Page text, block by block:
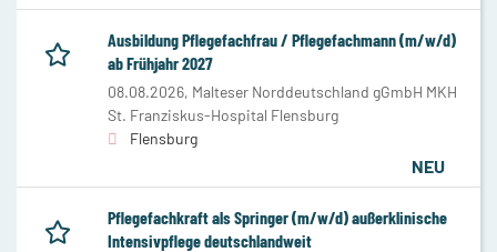
Ausbildung Pflegefachfrau / Pflegefachmann (m/w/d)
ab Frühjahr 2027
08.08.2026, Malteser Norddeutschland gGmbH MKH
St. Franziskus-Hospital Flensburg
Flensburg
NEU
Pflegefachkraft als Springer (m/w/d) außerklinische
Intensivpflege deutschlandweit